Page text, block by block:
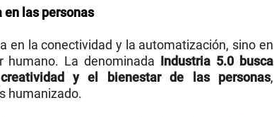
en las personas
en la conectividad y la automatización, sino en
La denominada Industria 5.0 busca
y el bienestar de las personas,
humanizado.